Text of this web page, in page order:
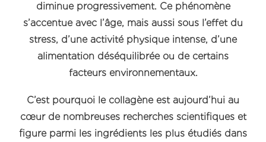
diminue progressivement. Ce phénomène
s’accentue avec l’âge, mais aussi sous l’effet du
stress, d’une activité physique intense, d’une
alimentation déséquilibrée ou de certains
facteurs environnementaux.
C’est pourquoi le collagène est aujourd’hui au
cœur de nombreuses recherches scientifiques et
figure parmi les ingrédients les plus étudiés dans